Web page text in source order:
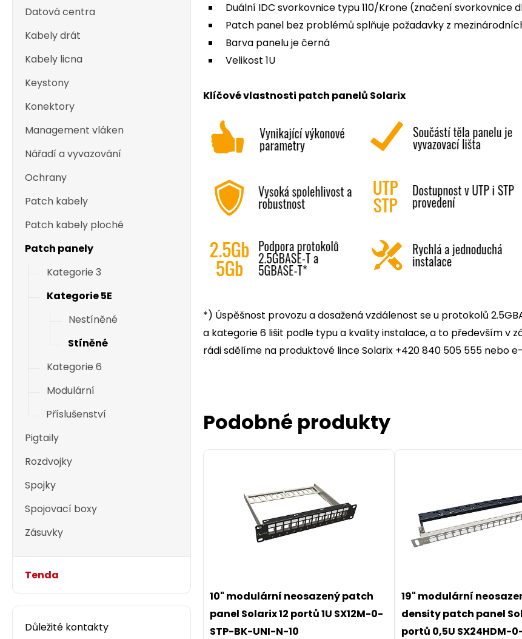
Datová centra
Kabely drát
Kabely licna
Keystony
Konektory
Management vláken
Nářadí a vyvazování
Ochrany
Patch kabely
Patch kabely ploché
Patch panely
Kategorie 3
Kategorie 5E
Nestíněné
Stíněné
Kategorie 6
Modulární
Příslušenství
Pigtaily
Rozdvojky
Spojky
Spojovací boxy
Zásuvky
Tenda
Důležité kontakty
Duální IDC svorkovnice typu 110/Krone (značení svorkovnice
Patch panel bez problémů splňuje požadavky z mezinárodních
Barva panelu je černá
Velikost 1U
Klíčové vlastnosti patch panelů Solarix
*) Úspěšnost provozu a dosažená vzdálenost se u protokolů
a kategorie 6 lišit podle typu a kvality instalace, a to především v
rádi sdělíme na produktové lince Solarix +420 840 505 555 nebo
Podobné produkty
10" modulární neosazený patch
panel Solarix 12 portů 1U SX12M-0-
STP-BK-UNI-N-10
19" modulární
density patch panel
portů 0,5U SX24HDM-